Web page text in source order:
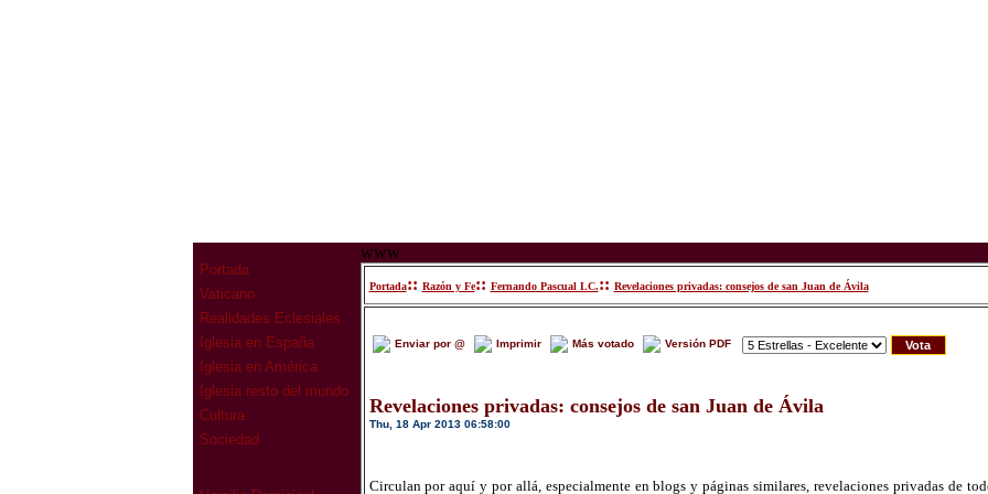
Portada
Vaticano
Realidades Eclesiales
Iglesia en España
Iglesia en América
Iglesia resto del mundo
Cultura
Sociedad
www
Portada:: Razón y Fe:: Fernando Pascual LC.:: Revelaciones privadas: consejos de san Juan de Ávila
Enviar por @ Imprimir Más votado Versión PDF
Revelaciones privadas: consejos de san Juan de Ávila
Thu, 18 Apr 2013 06:58:00
Circulan por aquí y por allá, especialmente en blogs y páginas similares, revelaciones privadas de